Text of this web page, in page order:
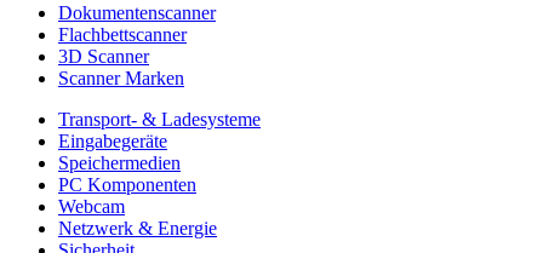
Dokumentenscanner
Flachbettscanner
3D Scanner
Scanner Marken
Transport- & Ladesysteme
Eingabegeräte
Speichermedien
PC Komponenten
Webcam
Netzwerk & Energie